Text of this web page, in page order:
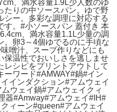
、満水容量1.9L少人数のゆ
たりの中ソースパン。ゆで野
シー。多彩な調理に対応する
す。#小ソースパン 蓋付き 本
、満水容量1.1L少量の調
。卵3～4個ゆでるのに手頃な
噌汁、スープ作りなどにも
保温性でおいしさを逃しませ
レシピをプリントアウトして
ーワード#AMWAY#鍋#イン
インダクション#アムウェイ
ウェイ鍋#アムウェイクィ
器#Amway#アムウェイ#IH#
ィーン#queen#アムウェイ